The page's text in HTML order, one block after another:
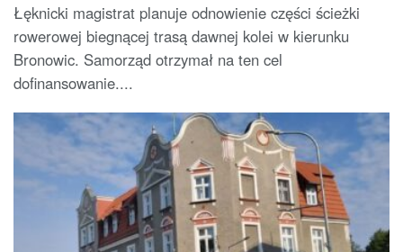
Łęknicki magistrat planuje odnowienie części ścieżki
rowerowej biegnącej trasą dawnej kolei w kierunku
Bronowic. Samorząd otrzymał na ten cel
dofinansowanie....